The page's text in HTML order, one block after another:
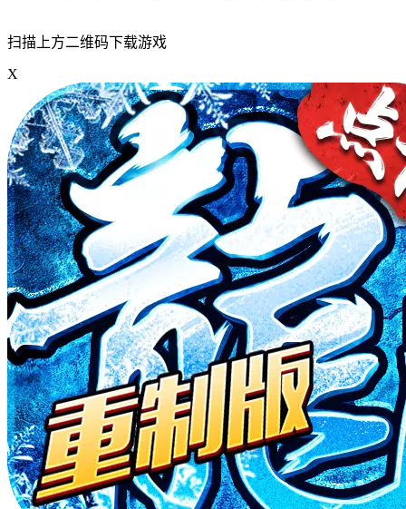
扫描上方二维码下载游戏
X